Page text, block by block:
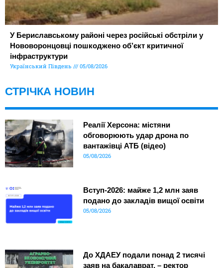
У Бериславському районі через російські обстріли у
Нововоронцовці пошкоджено об’єкт критичної
інфраструктури
Український Південь 05/08/2026
СТРІЧКА НОВИН
Реалії Херсона: містяни
обговорюють удар дрона по
вантажівці АТБ (відео)
05/08/2026
Вступ-2026: майже 1,2 млн заяв
подано до закладів вищої освіти
05/08/2026
До ХДАЕУ подали понад 2 тисячі
заяв на бакалаврат, – ректор